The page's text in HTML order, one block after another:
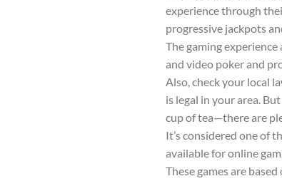
experience through
progressive jackpots
The gaming
and video poker and
Also, check your local
is legal in your area.
cup of tea—there are
It’s considered one of
available for online
These games are